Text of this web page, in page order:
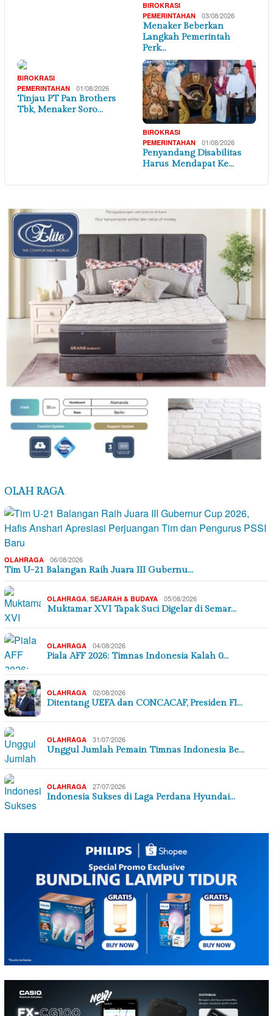
BIROKRASI
PEMERINTAHAN
03/08/2026
Menaker Beberkan
Langkah Pemerintah
Perk…
BIROKRASI
PEMERINTAHAN
01/08/2026
Tinjau PT Pan Brothers
Tbk, Menaker Soro…
BIROKRASI
PEMERINTAHAN
01/08/2026
Penyandang Disabilitas
Harus Mendapat Ke…
OLAH RAGA
OLAHRAGA 06/08/2026
Tim U-21 Balangan Raih Juara III Gubernu…
OLAHRAGA, SEJARAH & BUDAYA 05/08/2026
Muktamar XVI Tapak Suci Digelar di Semar…
OLAHRAGA 04/08/2026
Piala AFF 2026: Timnas Indonesia Kalah 0…
OLAHRAGA 02/08/2026
Ditentang UEFA dan CONCACAF, Presiden FI…
OLAHRAGA 31/07/2026
Unggul Jumlah Pemain Timnas Indonesia Be…
OLAHRAGA 27/07/2026
Indonesia Sukses di Laga Perdana Hyundai…